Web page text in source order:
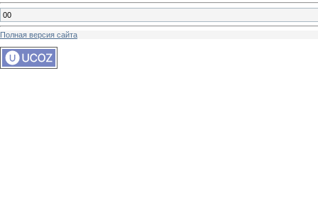
00
Полная версия сайта